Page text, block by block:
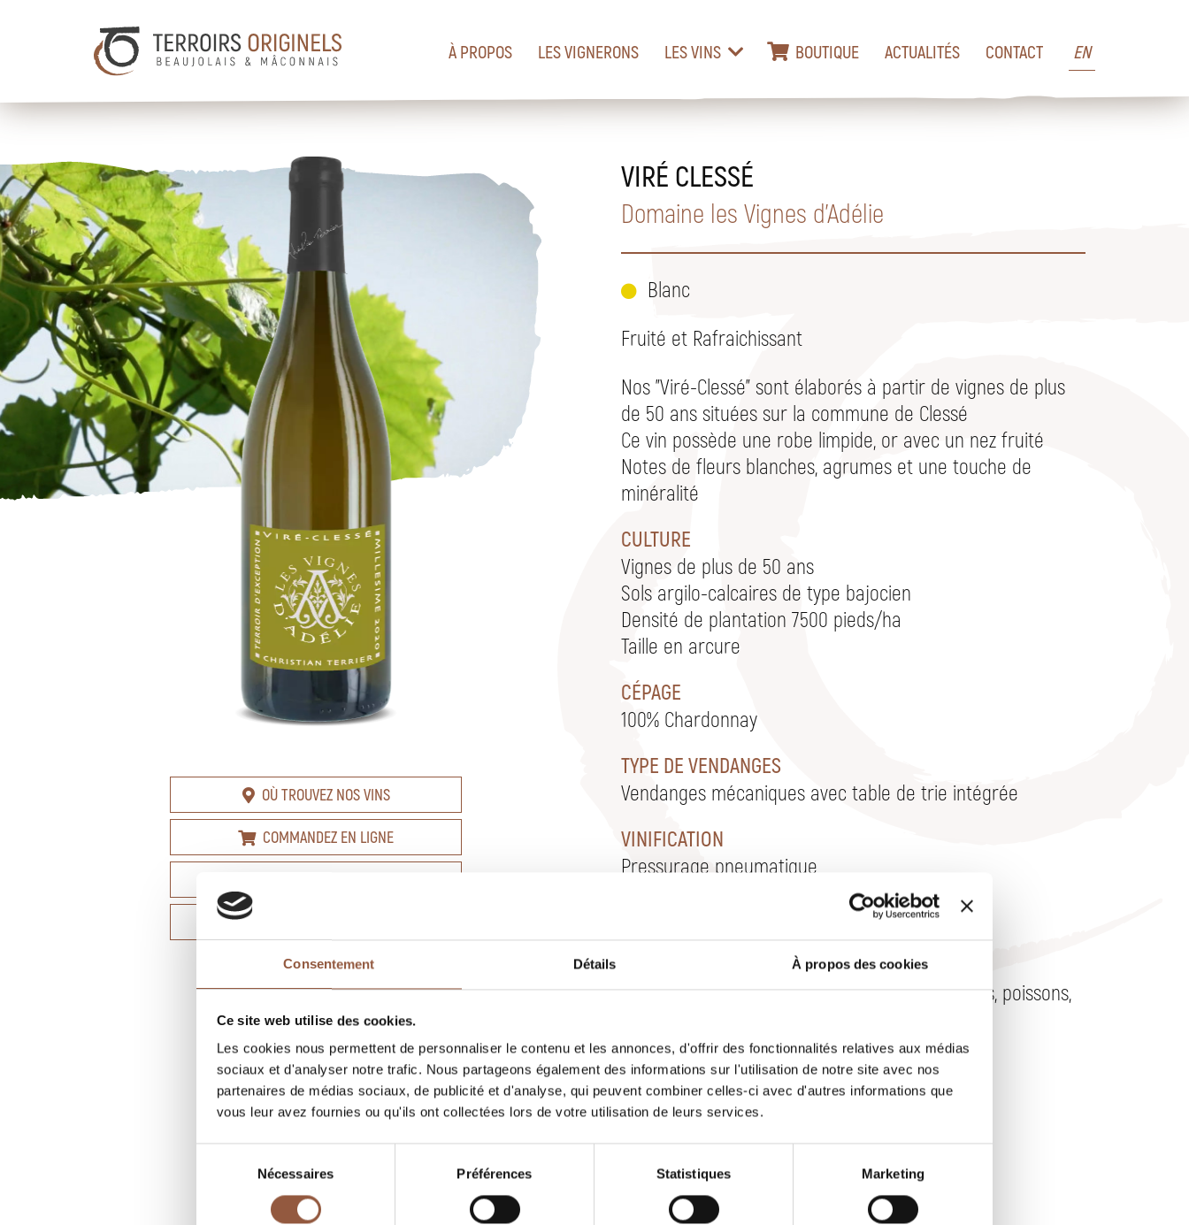
Consentement Détails À propos des cookies
Ce site web utilise des cookies.
Les cookies nous permettent de personnaliser le contenu et les annonces, d'offrir des fonctionnalités relatives aux médias
sociaux et d'analyser notre trafic. Nous partageons également des informations sur l'utilisation de notre site avec nos
partenaires de médias sociaux, de publicité et d'analyse, qui peuvent combiner celles-ci avec d'autres informations que
vous leur avez fournies ou qu'ils ont collectées lors de votre utilisation de leurs services.
consentement
Nécessaires Préférences Statistiques Marketing
À PROPOS LES VIGNERONS LES VINS BOUTIQUE ACTUALITÉS CONTACT EN
OÙ TROUVEZ NOS VINS
COMMANDEZ EN LIGNE
PROPOSER CE VIN À LA VENTE
VIRÉ CLESSÉ
Domaine les Vignes d'Adélie
Blanc
Fruité et Rafraichissant
Nos "Viré-Clessé" sont élaborés à partir de vignes de plus
de 50 ans situées sur la commune de Clessé
Ce vin possède une robe limpide, or avec un nez fruité
Notes de fleurs blanches, agrumes et une touche de
minéralité
CULTURE
Vignes de plus de 50 ans
Sols argilo-calcaires de type bajocien
Densité de plantation 7500 pieds/ha
Taille en arcure
CÉPAGE
100% Chardonnay
TYPE DE VENDANGES
Vendanges mécaniques avec table de trie intégrée
VINIFICATION
Pressurage pneumatique
ACCORDS METS ET VINS
Accompagne parfaitement les viandes blanches, poissons,
TEMPÉRATURE DE DÉGUSTATION
10 à 12°C
DEGRÉ ALCOOL
13,7%
POTENTIEL DE GARDE